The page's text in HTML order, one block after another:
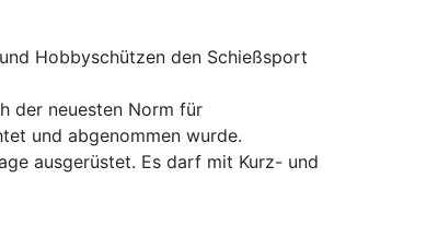
Hobbyschützen den Schießsport
der neuesten Norm für
und abgenommen wurde.
ausgerüstet. Es darf mit Kurz- und